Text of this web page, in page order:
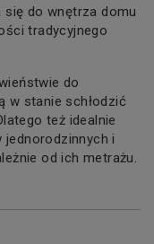
się do wnętrza domu
tradycyjnego
do
w stanie schłodzić
też idealnie
i
od ich metrażu.